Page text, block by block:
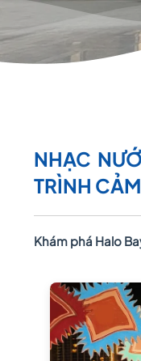
NHẠC
TRÌNH
Khám phá Halo